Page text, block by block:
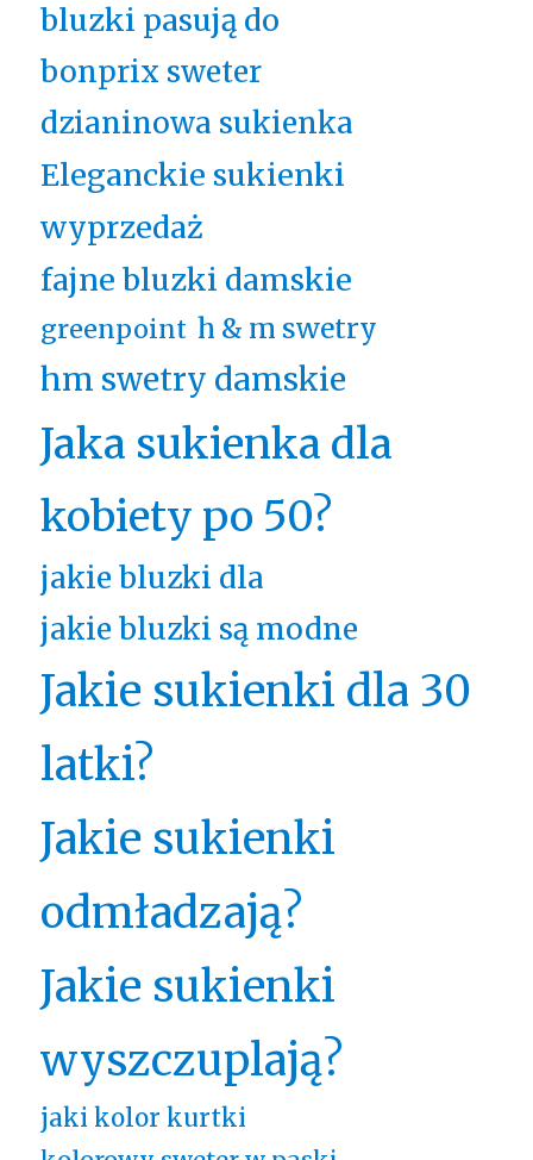
bluzki pasują do
bonprix sweter
dzianinowa sukienka
Eleganckie sukienki
wyprzedaż
fajne bluzki damskie
greenpoint h & m swetry
hm swetry damskie
Jaka sukienka dla
kobiety po 50?
jakie bluzki dla
jakie bluzki są modne
Jakie sukienki dla 30
latki?
Jakie sukienki
odmładzają?
Jakie sukienki
wyszczuplają?
jaki kolor kurtki